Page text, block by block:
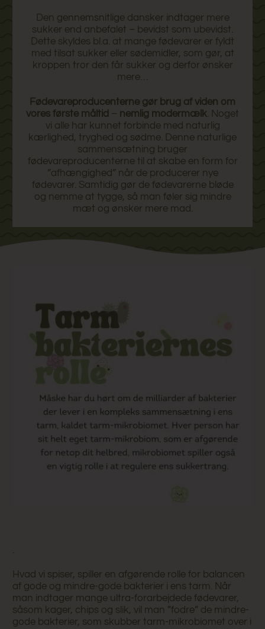
Den gennemsnitlige dansker indtager mere
sukker end anbefalet – bevidst som ubevidst.
Dette skyldes bl.a. at mange fødevarer er fyldt
med tilsat sukker eller sødemidler, som gør, at
kroppen tror den får sukker og derfor ønsker
mere…
Fødevareproducenterne gør brug af viden om
vores første måltid – nemlig modermælk. Noget
vi alle har kunnet forbinde med naturlig
kærlighed, tryghed og sødme. Denne naturlige
sammensætning bruger
fødevareproducenterne til at skabe en form for
”afhængighed” når de producerer nye
fødevarer. Samtidig gør de fødevarerne bløde
og nemme at tygge, så man føler sig mindre
mæt og ønsker mere mad.
Hvad vi spiser, spiller en afgørende rolle for balancen
af gode og mindre-gode bakterier i ens tarm. Når
man indtager mange ultra-forarbejdede fødevarer,
såsom kager, chips og slik, vil man ”fodre” de mindre-
gode bakterier, som skubber tarm-mikrobiomet over i